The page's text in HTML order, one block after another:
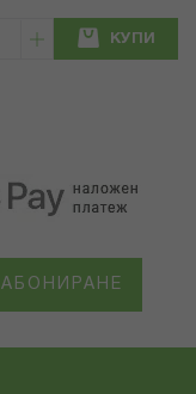
КУПИ
АБОНИРАНЕ